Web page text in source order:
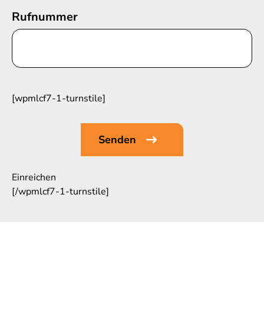
Rufnummer
[wpmlcf7-1-turnstile]
Einreichen
[/wpmlcf7-1-turnstile]